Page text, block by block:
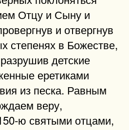
Отцу и Сыну и
и отвергнув
степенях в Божестве,
детские
еретиками
из песка. Равным
веру,
ю святыми отцами,